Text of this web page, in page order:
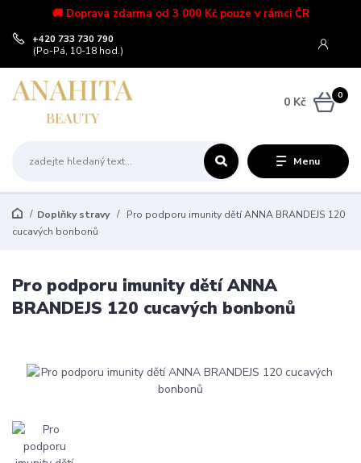
🚚 Doprava zdarma od 3 000 Kč pouze v rámci ČR
Menu
+420 733 730 790
(Po-Pá, 10-18 hod.)
0
0 Kč
Doplňky stravy
Pro podporu imunity dětí ANNA BRANDEJS 120
cucavých bonbonů
Pro podporu imunity dětí ANNA
BRANDEJS 120 cucavých bonbonů